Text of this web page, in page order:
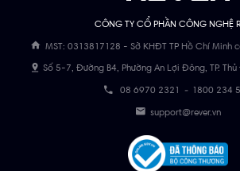
CÔNG TY CỔ PHẦN CÔNG NGHỆ
MST: 0313817128 - Sở KHĐT TP Hồ Chí Minh
Số 5-7, Đường B4, Phường An Lợi Đông, TP.
08 6970 2321 - 1800 234
support@rever.vn